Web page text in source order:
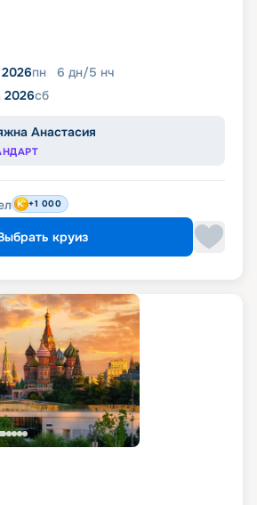
пн 6 дн/5 нч
2026сб
Анастасия
+1 000
круиз